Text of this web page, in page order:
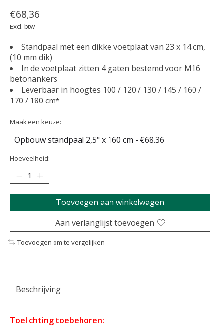
€68,36
Excl. btw
Standpaal met een dikke voetplaat van 23 x 14 cm,
(10 mm dik)
In de voetplaat zitten 4 gaten bestemd voor M16
betonankers
Leverbaar in hoogtes 100 / 120 / 130 / 145 / 160 /
170 / 180 cm*
Maak een keuze:
Hoeveelheid:
Toevoegen aan winkelwagen
Aan verlanglijst toevoegen
Toevoegen om te vergelijken
Beschrijving
Toelichting toebehoren: